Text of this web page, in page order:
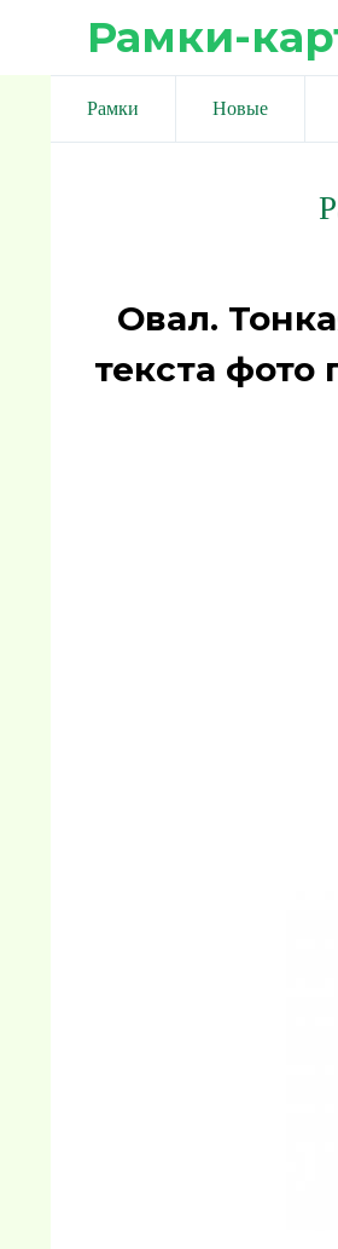
Рамки-
Рамки Новые
Овал.
текста фото